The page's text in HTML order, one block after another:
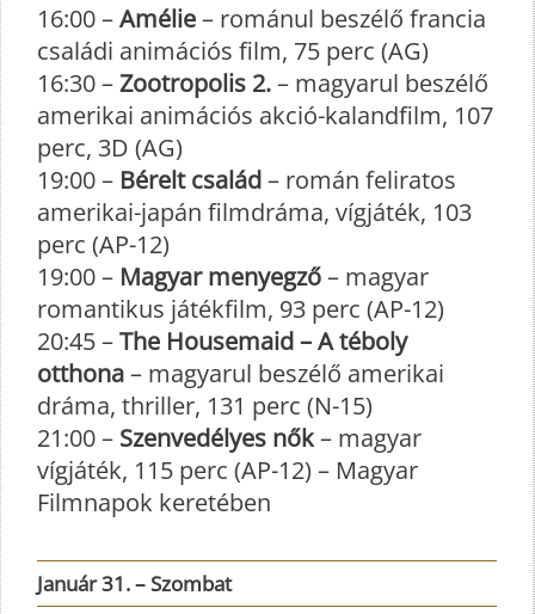
16:00 –Amélie– románul beszélő francia
családi animációs film, 75 perc (AG)
16:30 –Zootropolis 2.– magyarul beszélő
amerikai animációs akció-kalandfilm, 107
perc, 3D (AG)
19:00 – Bérelt család– román feliratos
amerikai-japán filmdráma, vígjáték, 103
perc (AP-12)
19:00 – Magyar menyegző– magyar
romantikus játékfilm, 93 perc (AP-12)
20:45 –The Housemaid – A téboly
otthona– magyarul beszélő amerikai
dráma, thriller, 131 perc (N-15)
21:00 – Szenvedélyes nők– magyar
vígjáték, 115 perc (AP-12) – Magyar
Filmnapok keretében
Január 31. – Szombat